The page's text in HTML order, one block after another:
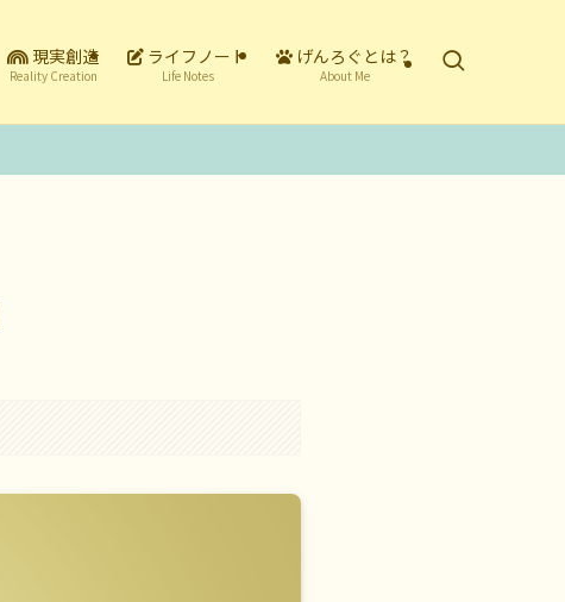
現実創造
Reality Creation
ライフノート
Life Notes
げんろぐとは？
About Me